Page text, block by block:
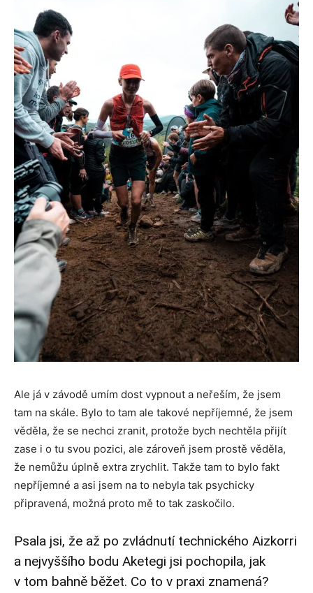
Ale já v závodě umím dost vypnout a neřeším, že jsem
tam na skále. Bylo to tam ale takové nepříjemné, že jsem
věděla, že se nechci zranit, protože bych nechtěla přijít
zase i o tu svou pozici, ale zároveň jsem prostě věděla,
že nemůžu úplně extra zrychlit. Takže tam to bylo fakt
nepříjemné a asi jsem na to nebyla tak psychicky
připravená, možná proto mě to tak zaskočilo.
Psala jsi, že až po zvládnutí technického Aizkorri
a nejvyššího bodu Aketegi jsi pochopila, jak
v tom bahně běžet. Co to v praxi znamená?